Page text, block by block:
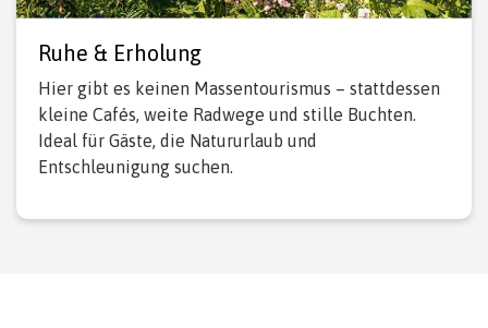
Ruhe & Erholung
Hier gibt es keinen Massentourismus – stattdessen
kleine Cafés, weite Radwege und stille Buchten.
Ideal für Gäste, die Natururlaub und
Entschleunigung suchen.